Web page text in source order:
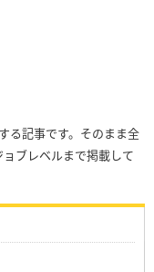
る記事です。そのまま全
ブレベルまで掲載して